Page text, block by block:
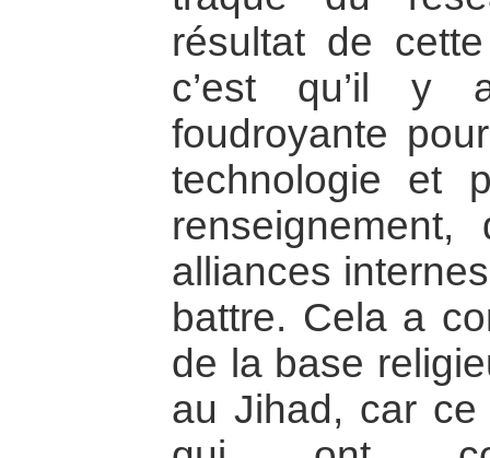
résultat de
c’est qu’il y
foudroyante
technologie et
alliances
battre. Cela a
de la base
au Jihad, car